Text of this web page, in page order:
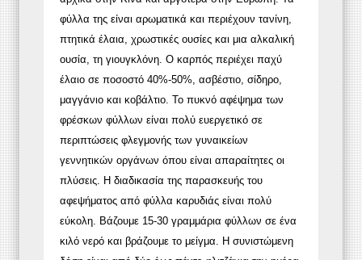
φύλλα της είναι αρωματικά και περιέχουν τανίνη,
πτητικά έλαια, χρωστικές ουσίες και μια αλκαλική
ουσία, τη γιουγκλόνη. Ο καρπός περιέχει παχύ
έλαιο σε ποσοστό 40%-50%, ασβέστιο, σίδηρο,
μαγγάνιο και κοβάλτιο. Το πυκνό αφέψημα των
φρέσκων φύλλων είναι πολύ ευεργετικό σε
περιπτώσεις φλεγμονής των γυναικείων
γεννητικών οργάνων όπου είναι απαραίτητες οι
πλύσεις. Η διαδικασία της παρασκευής του
αφεψήματος από φύλλα καρυδιάς είναι πολύ
εύκολη. Βάζουμε 15-30 γραμμάρια φύλλων σε ένα
κιλό νερό και βράζουμε το μείγμα. Η συνιστώμενη